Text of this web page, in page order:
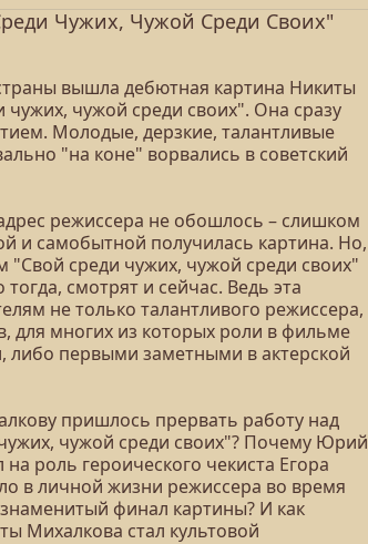
Чужих, Чужой Среди Своих"
вышла дебютная картина Никиты
чужой среди своих". Она сразу
Молодые, дерзкие, талантливые
"на коне" ворвались в советский
режиссера не обошлось – слишком
и самобытной получилась картина. Но,
"Свой среди чужих, чужой среди своих"
смотрят и сейчас. Ведь эта
не только талантливого режиссера,
для многих из которых роли в фильме
либо первыми заметными в актерской
пришлось прервать работу над
чужой среди своих"? Почему Юрий
роль героического чекиста Егора
в личной жизни режиссера во время
финал картины? И как
Михалкова стал культовой